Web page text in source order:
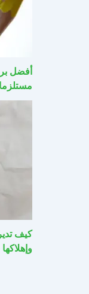
أفضل
مستلزمات